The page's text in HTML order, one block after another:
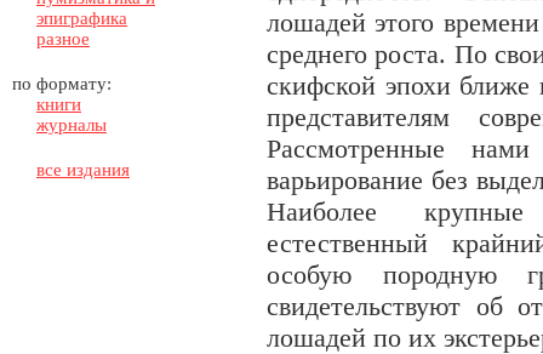
эпиграфика
разное
по формату:
книги
журналы
все издания
лошадей этого
среднего роста. По
скифской эпохи
представителям
Рассмотренные
варьирование без
Наиболее
естественный
особую породную
свидетельствуют об
лошадей по их